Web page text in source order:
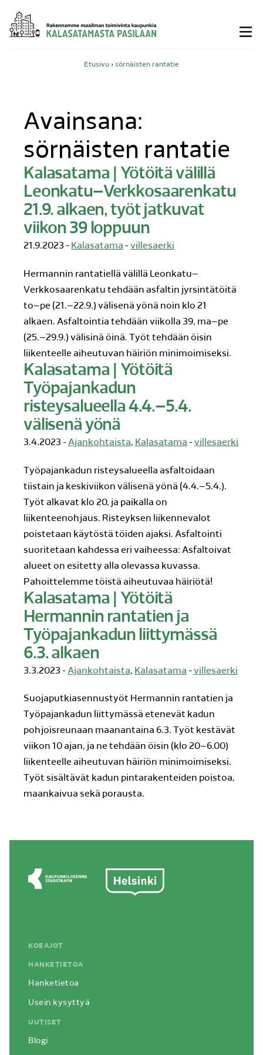
Siirry
sisältöön
Etusivu › sörnäisten rantatie
Avainsana:
sörnäisten rantatie
Kalasatama | Yötöitä välillä
Leonkatu–Verkkosaarenkatu
21.9. alkaen, työt jatkuvat
viikon 39 loppuun
21.9.2023 - Kalasatama -villesaerki
Hermannin rantatiellä välillä Leonkatu–
Verkkosaarenkatu tehdään asfaltin jyrsintätöitä
to–pe (21.–22.9.) välisenä yönä noin klo 21
alkaen. Asfaltointia tehdään viikolla 39, ma–pe
(25.–29.9.) välisinä öinä. Työt tehdään öisin
liikenteelle aiheutuvan häiriön minimoimiseksi.
Kalasatama | Yötöitä
Työpajankadun
risteysalueella 4.4.–5.4.
välisenä yönä
3.4.2023 -Ajankohtaista, Kalasatama -villesaerki
Työpajankadun risteysalueella asfaltoidaan
tiistain ja keskiviikon välisenä yönä (4.4.–5.4.).
Työt alkavat klo 20, ja paikalla on
liikenteenohjaus. Risteyksen liikennevalot
poistetaan käytöstä töiden ajaksi. Asfaltointi
suoritetaan kahdessa eri vaiheessa: Asfaltoivat
alueet on esitetty alla olevassa kuvassa.
Pahoittelemme töistä aiheutuvaa häiriötä!
Kalasatama | Yötöitä
Hermannin rantatien ja
Työpajankadun liittymässä
6.3. alkaen
3.3.2023 -Ajankohtaista, Kalasatama -villesaerki
Suojaputkiasennustyöt Hermannin rantatien ja
Työpajankadun liittymässä etenevät kadun
pohjoisreunaan maanantaina 6.3. Työt kestävät
viikon 10 ajan, ja ne tehdään öisin (klo 20–6.00)
liikenteelle aiheutuvan häiriön minimoimiseksi.
Työt sisältävät kadun pintarakenteiden poistoa,
maankaivua sekä porausta.
KOEAJOT
HANKETIETOA
Hanketietoa
Usein kysyttyä
UUTISET
Blogi